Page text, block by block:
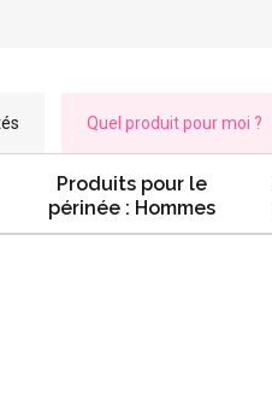
Quel produit pour moi ?
Produits pour le
périnée : Hommes